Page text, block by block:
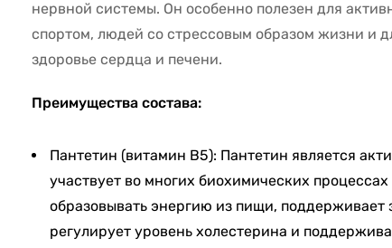
нервной системы. Он особенно полезен для
спортом, людей со стрессовым образом жизни и
здоровье сердца и печени.
Преимущества состава:
Пантетин (витамин В5): Пантетин является
участвует во многих биохимических
образовывать энергию из пищи, поддерживает
регулирует уровень холестерина и